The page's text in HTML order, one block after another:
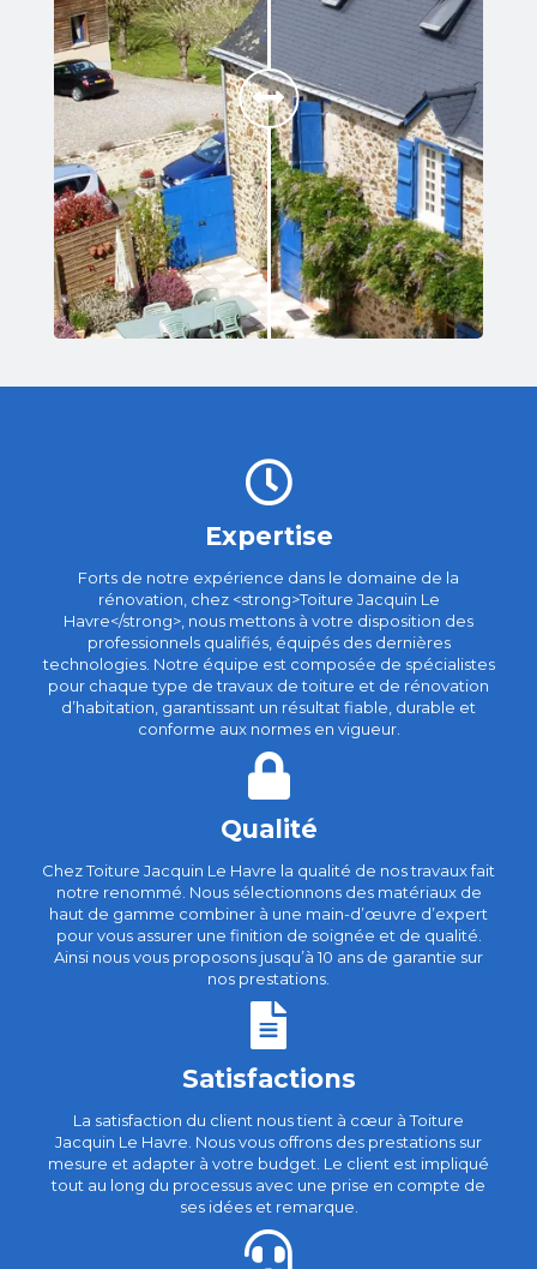
Expertise
Forts de notre expérience dans le domaine de la
rénovation, chez <strong>Toiture Jacquin Le
Havre</strong>, nous mettons à votre disposition des
professionnels qualifiés, équipés des dernières
technologies. Notre équipe est composée de spécialistes
pour chaque type de travaux de toiture et de rénovation
d’habitation, garantissant un résultat fiable, durable et
conforme aux normes en vigueur.
Qualité
Chez Toiture Jacquin Le Havre la qualité de nos travaux fait
notre renommé. Nous sélectionnons des matériaux de
haut de gamme combiner à une main-d’œuvre d’expert
pour vous assurer une finition de soignée et de qualité.
Ainsi nous vous proposons jusqu’à 10 ans de garantie sur
nos prestations.
Satisfactions
La satisfaction du client nous tient à cœur à Toiture
Jacquin Le Havre. Nous vous offrons des prestations sur
mesure et adapter à votre budget. Le client est impliqué
tout au long du processus avec une prise en compte de
ses idées et remarque.